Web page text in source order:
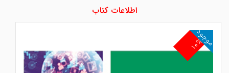
اطلاعات کتاب
۱۰%
موجود